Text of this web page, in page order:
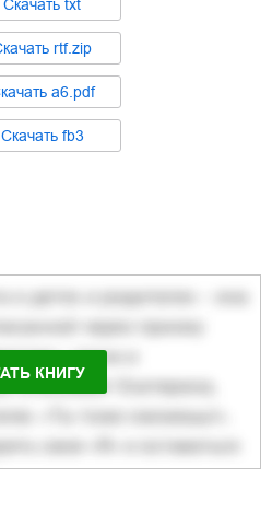
Cкачать txt
rtf.zip
a6.pdf
Cкачать fb3
КНИГУ